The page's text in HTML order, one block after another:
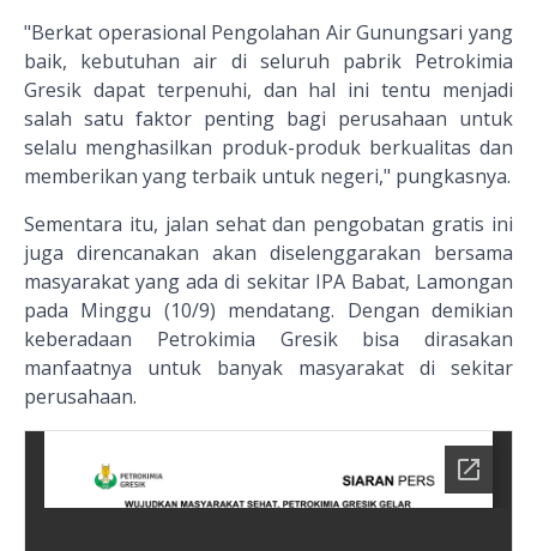
"Berkat operasional Pengolahan Air Gunungsari yang
baik, kebutuhan air di seluruh pabrik Petrokimia
Gresik dapat terpenuhi, dan hal ini tentu menjadi
salah satu faktor penting bagi perusahaan untuk
selalu menghasilkan produk-produk berkualitas dan
memberikan yang terbaik untuk negeri," pungkasnya.
Sementara itu, jalan sehat dan pengobatan gratis ini
juga direncanakan akan diselenggarakan bersama
masyarakat yang ada di sekitar IPA Babat, Lamongan
pada Minggu (10/9) mendatang. Dengan demikian
keberadaan Petrokimia Gresik bisa dirasakan
manfaatnya untuk banyak masyarakat di sekitar
perusahaan.